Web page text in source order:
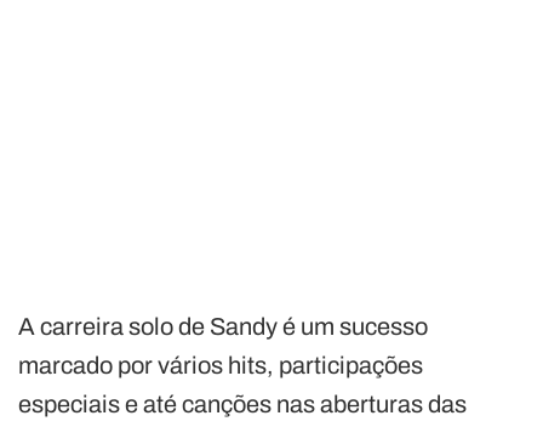
A carreira solo de Sandy é um sucesso
marcado por vários hits, participações
especiais e até canções nas aberturas das